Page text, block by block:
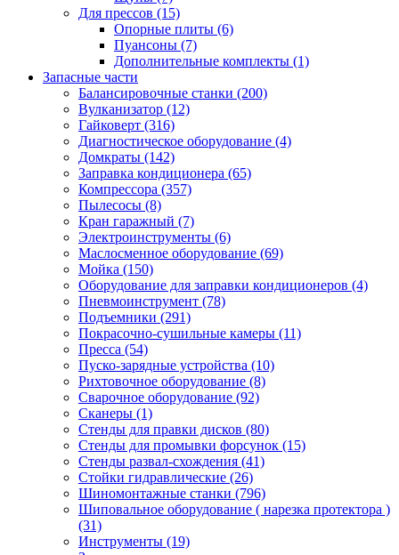
Для прессов (15)
Опорные плиты (6)
Пуансоны (7)
Дополнительные комплекты (1)
Запасные части
Балансировочные станки (200)
Вулканизатор (12)
Гайковерт (316)
Диагностическое оборудование (4)
Домкраты (142)
Заправка кондиционера (65)
Компрессора (357)
Пылесосы (8)
Кран гаражный (7)
Электроинструменты (6)
Маслосменное оборудование (69)
Мойка (150)
Оборудование для заправки кондиционеров (4)
Пневмоинструмент (78)
Подъемники (291)
Покрасочно-сушильные камеры (11)
Пресса (54)
Пуско-зарядные устройства (10)
Рихтовочное оборудование (8)
Сварочное оборудование (92)
Сканеры (1)
Стенды для правки дисков (80)
Стенды для промывки форсунок (15)
Стенды развал-схождения (41)
Стойки гидравлические (26)
Шиномонтажные станки (796)
Шиповальное оборудование ( нарезка протектора )
(31)
Инструменты (19)